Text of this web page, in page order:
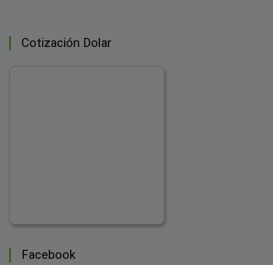
Cotización Dolar
Facebook